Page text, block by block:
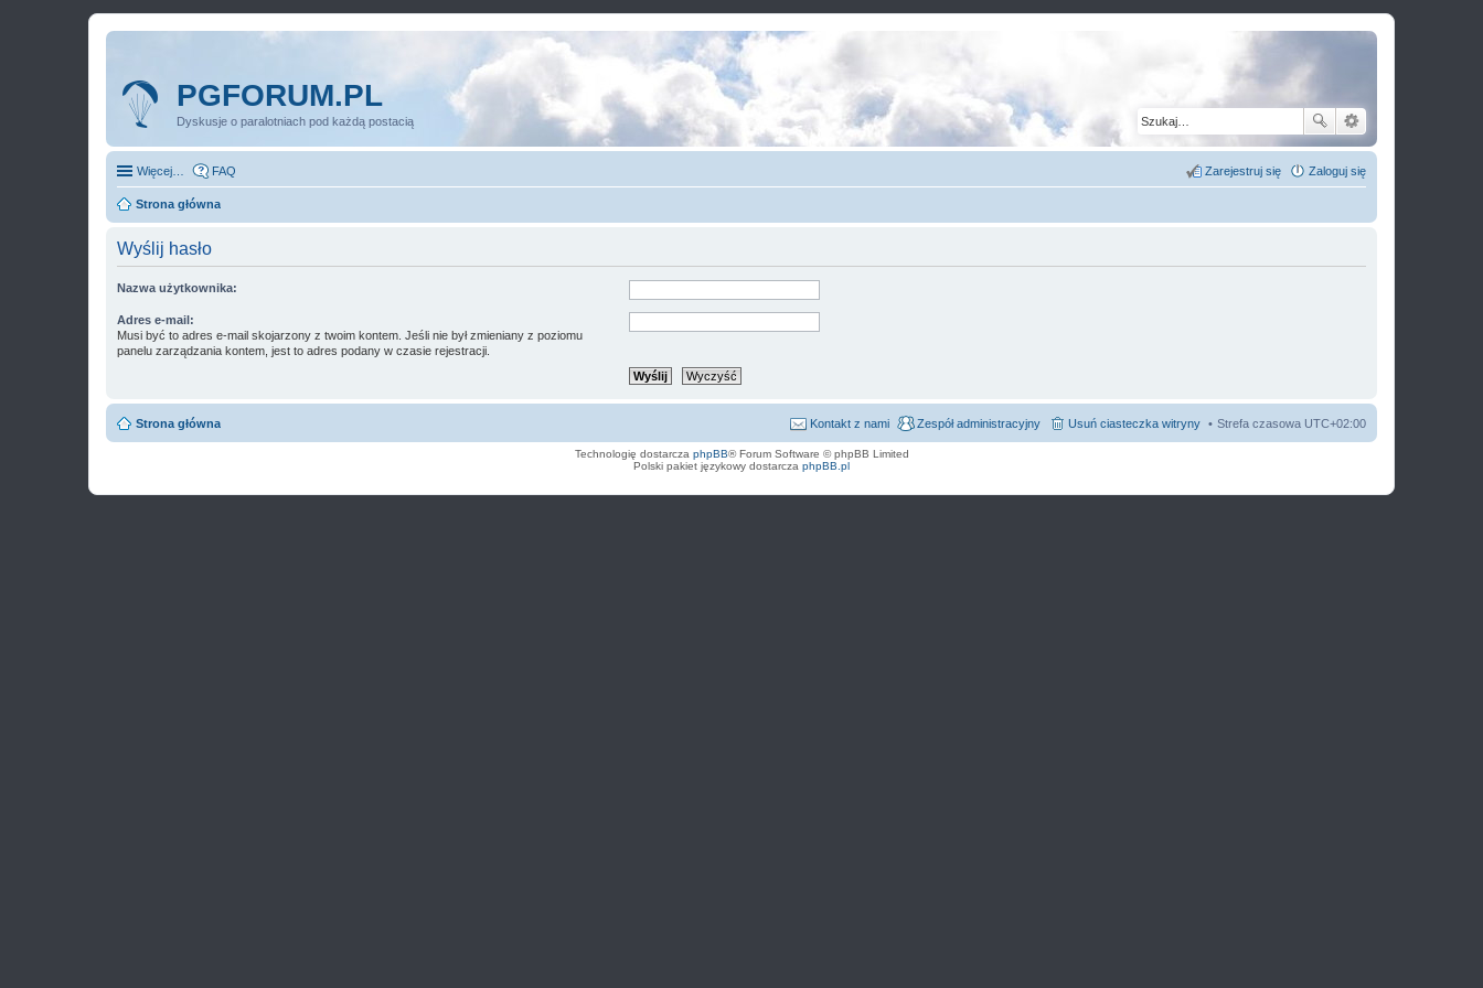
PGFORUM.PL
Dyskusje o paralotniach pod każdą postacią
Więcej… FAQ Zaloguj się
Zarejestruj się
Strona główna
Wyślij hasło
Nazwa użytkownika:
Adres e-mail:
Musi być to adres e-mail skojarzony z twoim kontem. Jeśli nie był zmieniany z poziomu
panelu zarządzania kontem, jest to adres podany w czasie rejestracji.
Strona główna Strefa czasowa UTC+02:00
Usuń ciasteczka witryny
Zespół administracyjny
Kontakt z nami
Technologię dostarcza phpBB® Forum Software © phpBB Limited
Polski pakiet językowy dostarcza phpBB.pl